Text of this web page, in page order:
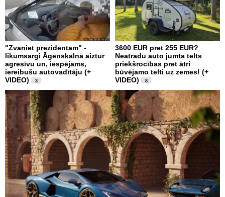
"Zvaniet prezidentam" -
likumsargi Āgenskalnā aiztur
agresīvu un, iespējams,
iereibušu autovadītāju (+
VIDEO)
3
3600 EUR pret 255 EUR?
Neatradu auto jumta telts
priekšrocības pret ātri
būvējamo telti uz zemes! (+
VIDEO)
8